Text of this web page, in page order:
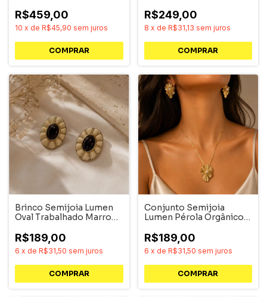
R$459,00
10 x de R$45,90 sem juros
R$249,00
8 x de R$31,13 sem juros
Brinco Semijoia Lumen
Oval Trabalhado Marrom
R$189,00
6 x de R$31,50 sem juros
Conjunto Semijoia
Lumen Pérola Orgânico
R$189,00
6 x de R$31,50 sem juros